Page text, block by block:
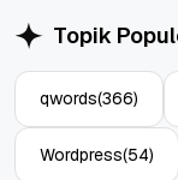
Topik
qwords(366)
Wordpress(54)